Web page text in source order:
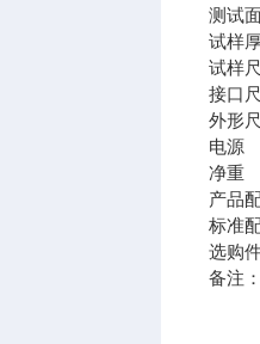
测试
试样
试样
接口
外形
电源
净
产品
标准
选购
备注